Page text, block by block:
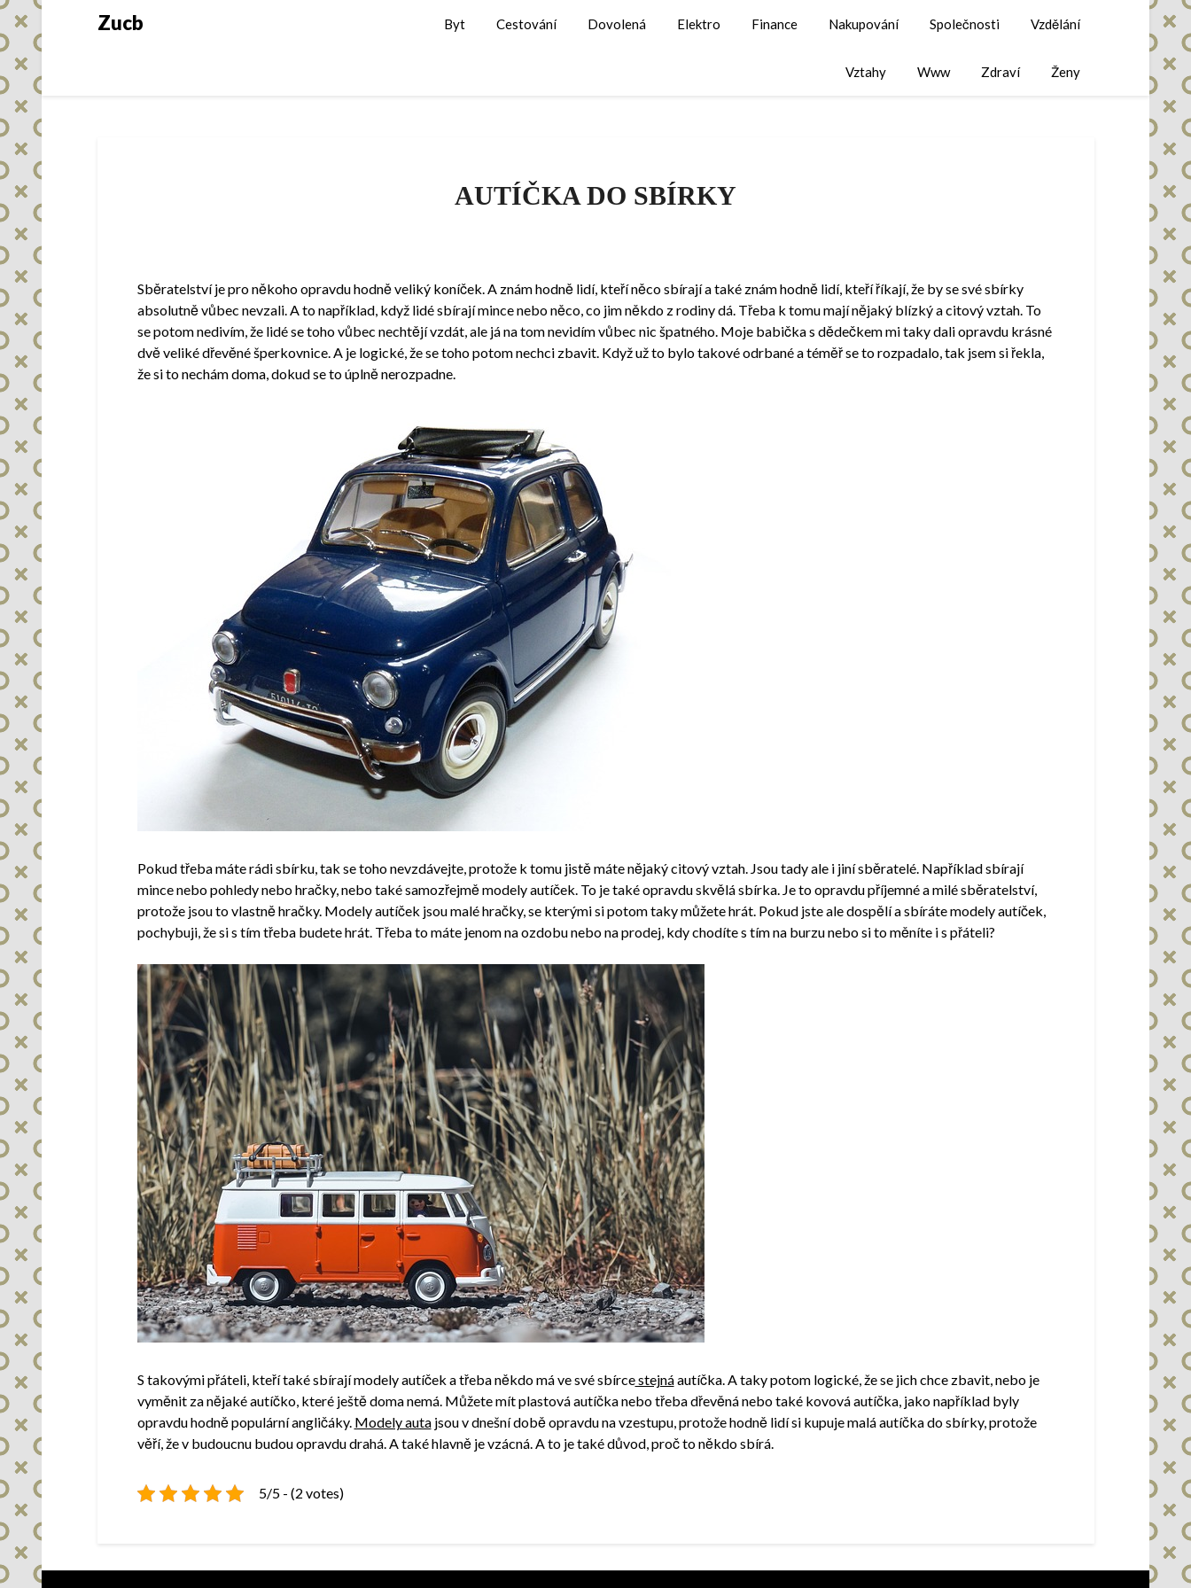
Skip
to
content
Zucb Byt Cestování Dovolená Elektro Finance Nakupování Společnosti Vzdělání
Vztahy Www Zdraví Ženy
AUTÍČKA DO SBÍRKY
Sběratelství je pro někoho opravdu hodně veliký koníček. A znám hodně lidí, kteří něco sbírají a také znám hodně lidí, kteří říkají, že by se své sbírky
absolutně vůbec nevzali. A to například, když lidé sbírají mince nebo něco, co jim někdo z rodiny dá. Třeba k tomu mají nějaký blízký a citový vztah. To
se potom nedivím, že lidé se toho vůbec nechtějí vzdát, ale já na tom nevidím vůbec nic špatného. Moje babička s dědečkem mi taky dali opravdu krásné
dvě veliké dřevěné šperkovnice. A je logické, že se toho potom nechci zbavit. Když už to bylo takové odrbané a téměř se to rozpadalo, tak jsem si řekla,
že si to nechám doma, dokud se to úplně nerozpadne.
Pokud třeba máte rádi sbírku, tak se toho nevzdávejte, protože k tomu jistě máte nějaký citový vztah. Jsou tady ale i jiní sběratelé. Například sbírají
mince nebo pohledy nebo hračky, nebo také samozřejmě modely autíček. To je také opravdu skvělá sbírka. Je to opravdu příjemné a milé sběratelství,
protože jsou to vlastně hračky. Modely autíček jsou malé hračky, se kterými si potom taky můžete hrát. Pokud jste ale dospělí a sbíráte modely autíček,
pochybuji, že si s tím třeba budete hrát. Třeba to máte jenom na ozdobu nebo na prodej, kdy chodíte s tím na burzu nebo si to měníte i s přáteli?
S takovými přáteli, kteří také sbírají modely autíček a třeba někdo má ve své sbírcestejnáautíčka. A taky potom logické, že se jich chce zbavit, nebo je
vyměnit za nějaké autíčko, které ještě doma nemá. Můžete mít plastová autíčka nebo třeba dřevěná nebo také kovová autíčka, jako například byly
opravdu hodně populární angličáky. Modely autajsou v dnešní době opravdu na vzestupu, protože hodně lidí si kupuje malá autíčka do sbírky, protože
věří, že v budoucnu budou opravdu drahá. A také hlavně je vzácná. A to je také důvod, proč to někdo sbírá.
5/5 - (2 votes)